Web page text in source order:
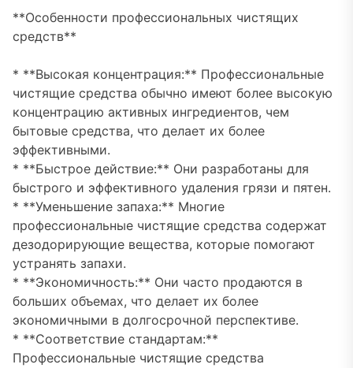
**Особенности профессиональных чистящих
средств**
* **Высокая концентрация:** Профессиональные
чистящие средства обычно имеют более высокую
концентрацию активных ингредиентов, чем
бытовые средства, что делает их более
эффективными.
* **Быстрое действие:** Они разработаны для
быстрого и эффективного удаления грязи и пятен.
* **Уменьшение запаха:** Многие
профессиональные чистящие средства содержат
дезодорирующие вещества, которые помогают
устранять запахи.
* **Экономичность:** Они часто продаются в
больших объемах, что делает их более
экономичными в долгосрочной перспективе.
* **Соответствие стандартам:**
Профессиональные чистящие средства